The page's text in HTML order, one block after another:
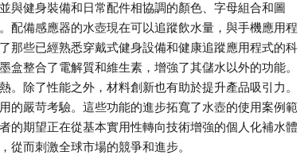
與健身裝備和日常配件相協調的顏色、字母組合和圖
配備感應器的水壺現在可以追蹤飲水量，與手機應用程
那些已經熟悉穿戴式健身設備和健康追蹤應用程式的科
整合了電解質和維生素，增強了其儲水以外的功能。
除了性能之外，材料創新也有助於提升產品吸引力。
的嚴苛考驗。這些功能的進步拓寬了水壺的使用案例範
的期望正在從基本實用性轉向技術增強的個人化補水體
從而刺激全球市場的競爭和進步。